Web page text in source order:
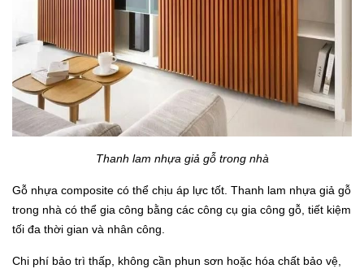
Thanh lam nhựa giả gỗ trong nhà
Gỗ nhựa composite có thể chịu áp lực tốt. Thanh lam nhựa giả gỗ
trong nhà có thể gia công bằng các công cụ gia công gỗ, tiết kiệm
tối đa thời gian và nhân công.
Chi phí bảo trì thấp, không cần phun sơn hoặc hóa chất bảo vệ,